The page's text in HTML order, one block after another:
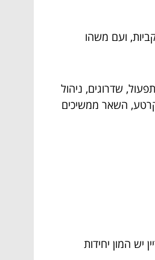
ועם משהו
שדרוגים, ניהול
השאר ממשיכים
המון יחידות